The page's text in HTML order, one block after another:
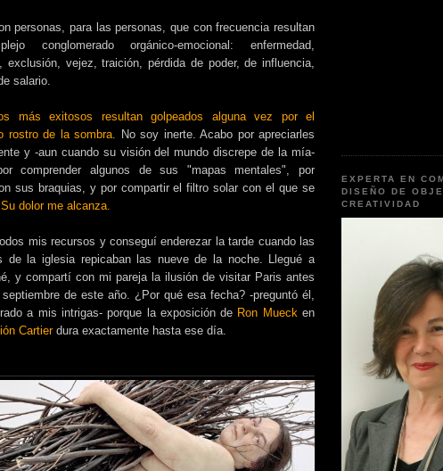
personas, para las personas, que con frecuencia resultan
conglomerado orgánico-emocional: enfermedad,
exclusión, vejez, traición, pérdida de poder, de influencia,
salario.
más exitosos resultan golpeados alguna vez por el
rostro de la sombra. No soy inerte. Acabo por apreciarles
y -aun cuando su visión del mundo discrepe de la mía-
comprender algunos de sus "mapas mentales", por
sus braquias, y por compartir el filtro solar con el que se
Su dolor me alcanza.
mis recursos y conseguí enderezar la tarde cuando las
de la iglesia repicaban las nueve de la noche. Llegué a
y compartí con mi pareja la ilusión de visitar Paris antes
de este año. ¿Por qué esa fecha? -preguntó él,
a mis intrigas- porque la exposición de Ron Muecken
Cartier dura exactamente hasta ese día.
EXPERTA EN
DISEÑO DE
CREATIVIDAD